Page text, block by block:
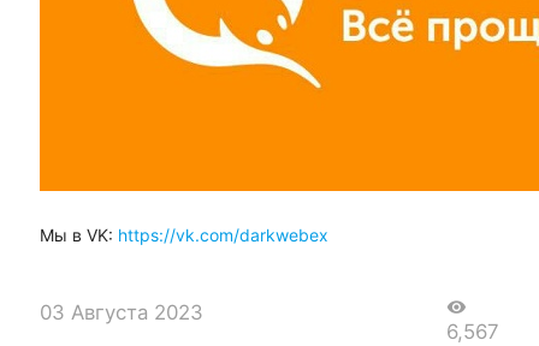
Мы в VK: https://vk.com/darkwebex
03 Августа 2023 visibility
6,567